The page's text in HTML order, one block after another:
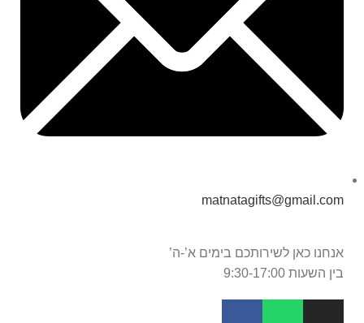
matnatagifts@gmail.com
אנחנו כאן לשירותכם בימים א’-ה’
בין השעות 9:30-17:00